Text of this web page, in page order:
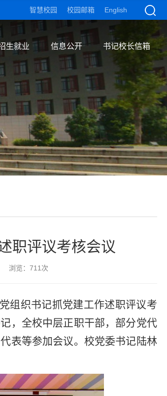
智慧校园 校园邮箱 English
生就业 信息公开 书记校长信箱
职评议考核会议
： 711 次
组织书记抓党建工作述职评议考
，全校中层正职干部，部分党代
表等参加会议。校党委书记陆林